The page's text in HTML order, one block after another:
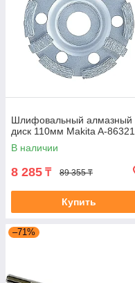
Шлифовальный алмазный
диск 110мм Makita A-86321
В наличии
8 285 ₸ 89 355 ₸
Купить
–71%